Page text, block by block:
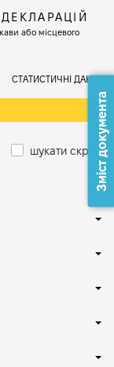
або місцевого
СТАТИСТИЧНІ ДАНІ
шукати скрізьЗміст документа